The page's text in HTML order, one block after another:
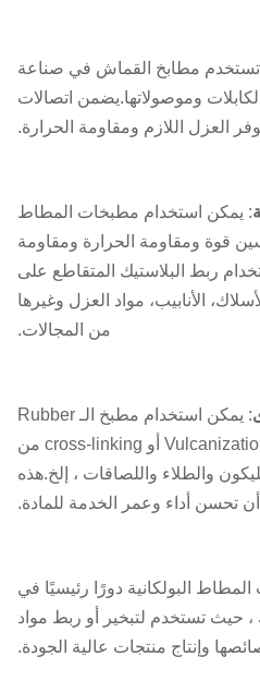
مطابخ القماش في صناعة
وموصولاتها.يضمن اتصالات
العزل اللازم ومقاومة الحرارة.
: يمكن استخدام مطبخات المطاط
قوة ومقاومة الحرارة ومقاومة
ربط البلاستيك المتقاطع على
الأنابيب، مواد العزل وغيرها
من المجالات.
: يمكن استخدام مطبخ الـ Rubber
Vulcanizing Press أيضًا لـ Vulcanization أو cross-linking من
والطلاء واللصاقات ، إلخ.هذه
تحسن أداء وعمر الخدمة للمادة.
البولكانية دورًا رئيسيًا في
حيث تستخدم لتبخير أو ربط مواد
وإنتاج منتجات عالية الجودة.